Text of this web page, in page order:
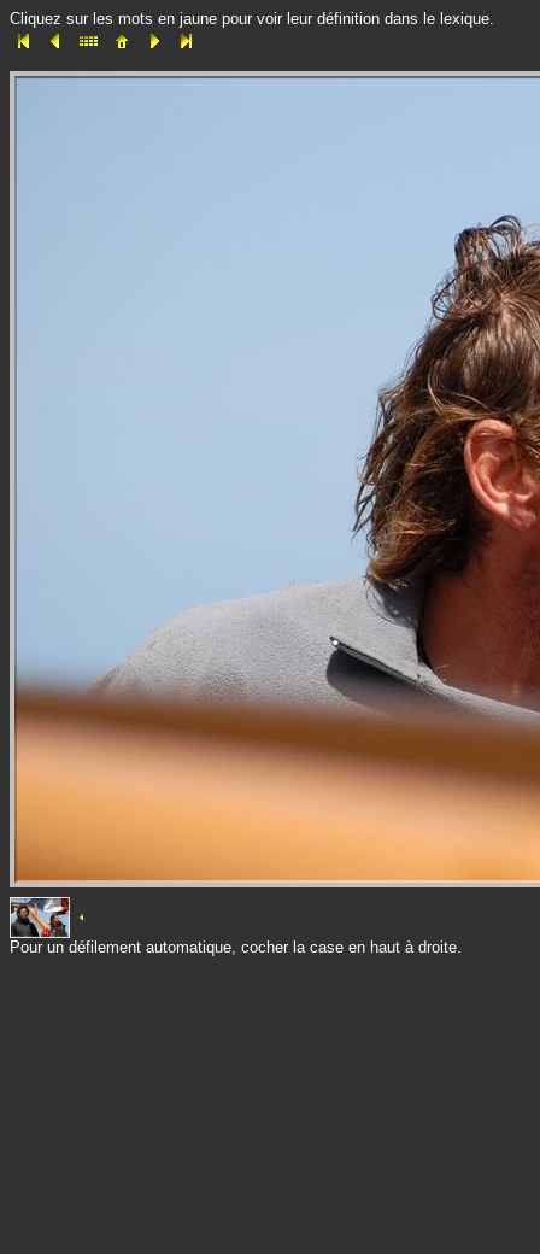
Cliquez sur les mots en jaune pour voir leur définition dans le lexique.
Pour un défilement automatique, cocher la case en haut à droite.